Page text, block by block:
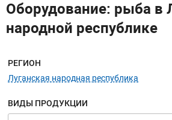
Оборудование: рыба в
народной республике
Меню навигации
РЕГИОН
Луганская народная республика
ВИДЫ ПРОДУКЦИИ